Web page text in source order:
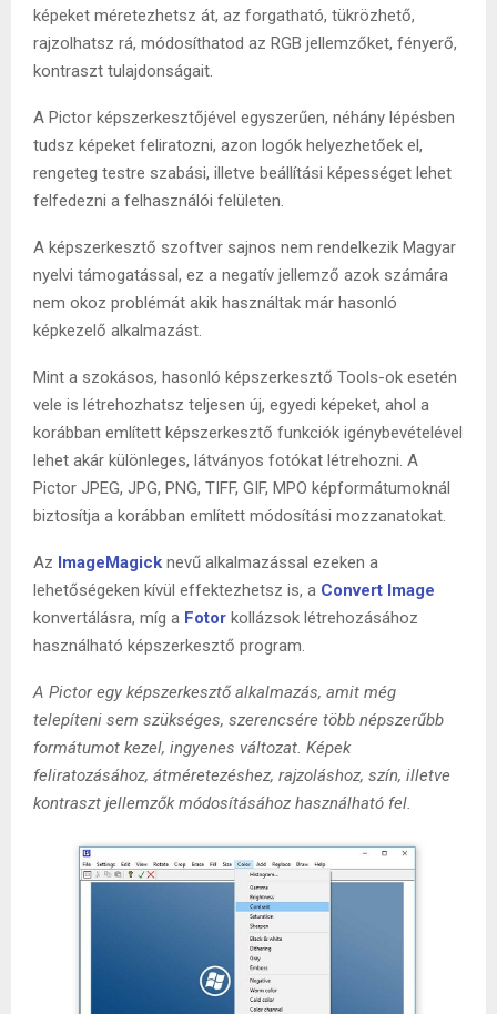
képeket méretezhetsz át, az forgatható, tükrözhető,
rajzolhatsz rá, módosíthatod az RGB jellemzőket, fényerő,
kontraszt tulajdonságait.
A Pictor képszerkesztőjével egyszerűen, néhány lépésben
tudsz képeket feliratozni, azon logók helyezhetőek el,
rengeteg testre szabási, illetve beállítási képességet lehet
felfedezni a felhasználói felületen.
A képszerkesztő szoftver sajnos nem rendelkezik Magyar
nyelvi támogatással, ez a negatív jellemző azok számára
nem okoz problémát akik használtak már hasonló
képkezelő alkalmazást.
Mint a szokásos, hasonló képszerkesztő Tools-ok esetén
vele is létrehozhatsz teljesen új, egyedi képeket, ahol a
korábban említett képszerkesztő funkciók igénybevételével
lehet akár különleges, látványos fotókat létrehozni. A
Pictor JPEG, JPG, PNG, TIFF, GIF, MPO képformátumoknál
biztosítja a korábban említett módosítási mozzanatokat.
Az ImageMagick nevű alkalmazással ezeken a
lehetőségeken kívül effektezhetsz is, a Convert Image
konvertálásra, míg a Fotor kollázsok létrehozásához
használható képszerkesztő program.
A Pictor egy képszerkesztő alkalmazás, amit még
telepíteni sem szükséges, szerencsére több népszerűbb
formátumot kezel, ingyenes változat. Képek
feliratozásához, átméretezéshez, rajzoláshoz, szín, illetve
kontraszt jellemzők módosításához használható fel.